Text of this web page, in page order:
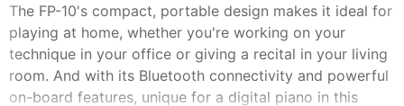
The FP-10's compact, portable design makes it ideal for
playing at home, whether you're working on your
technique in your office or giving a recital in your living
room. And with its Bluetooth connectivity and powerful
on-board features, unique for a digital piano in this